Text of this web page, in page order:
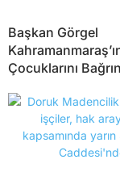
Başkan Görgel
Çocuklarını